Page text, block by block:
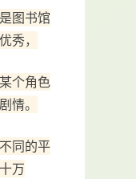
图书馆
秀，
个角色
情。
同的平
万